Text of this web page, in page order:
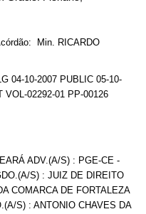
Min. RICARDO
04-10-2007 PUBLIC 05-10-
VOL-02292-01 PP-00126
ADV.(A/S) : PGE-CE -
S) : JUIZ DE DIREITO
COMARCA DE FORTALEZA
S) : ANTONIO CHAVES DA